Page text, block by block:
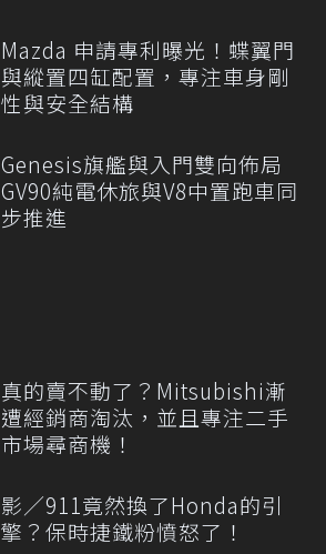
Mazda 申請專利曝光！蝶翼門
與縱置四缸配置，專注車身剛
性與安全結構
Genesis旗艦與入門雙向佈局
GV90純電休旅與V8中置跑車同
步推進
真的賣不動了？Mitsubishi漸
遭經銷商淘汰，並且專注二手
市場尋商機！
影／911竟然換了Honda的引
擎？保時捷鐵粉憤怒了！